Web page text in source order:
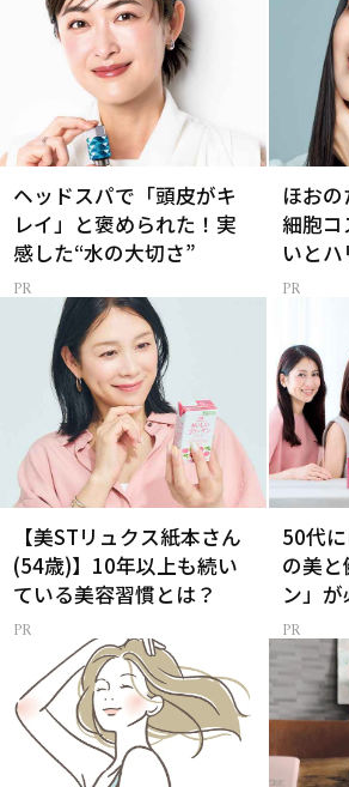
ヘッドスパで「頭皮がキ
レイ」と褒められた！実
感した“水の大切さ”
ほお
細胞コ
いと
【美STリュクス紙本さん
(54歳)】10年以上も続い
ている美容習慣とは？
50代
の美
ン」